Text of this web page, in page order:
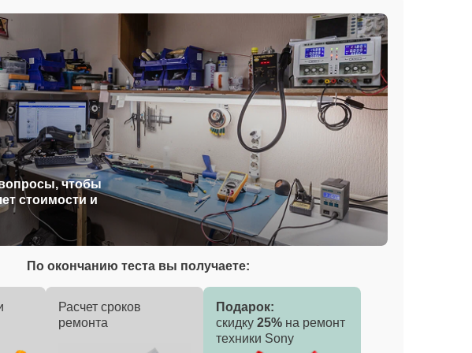
чтобы
стоимости и
По окончанию теста вы получаете:
Расчет сроков
ремонта
Подарок:
скидку 25% на ремонт
техники Sony